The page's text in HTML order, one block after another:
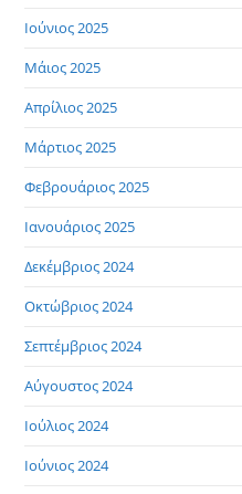
Ιούνιος 2025
Μάιος 2025
Απρίλιος 2025
Μάρτιος 2025
Φεβρουάριος 2025
Ιανουάριος 2025
Δεκέμβριος 2024
Οκτώβριος 2024
Σεπτέμβριος 2024
Αύγουστος 2024
Ιούλιος 2024
Ιούνιος 2024